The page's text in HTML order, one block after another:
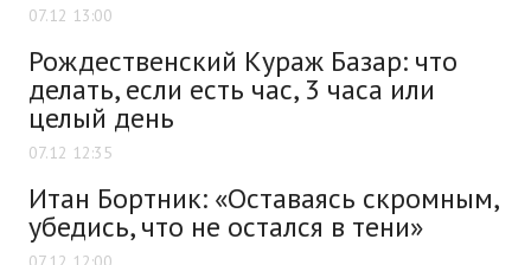
07.12 13:00
Рождественский Кураж Базар: что
делать, если есть час, 3 часа или
целый день
07.12 12:35
Итан Бортник: «Оставаясь скромным,
убедись, что не остался в тени»